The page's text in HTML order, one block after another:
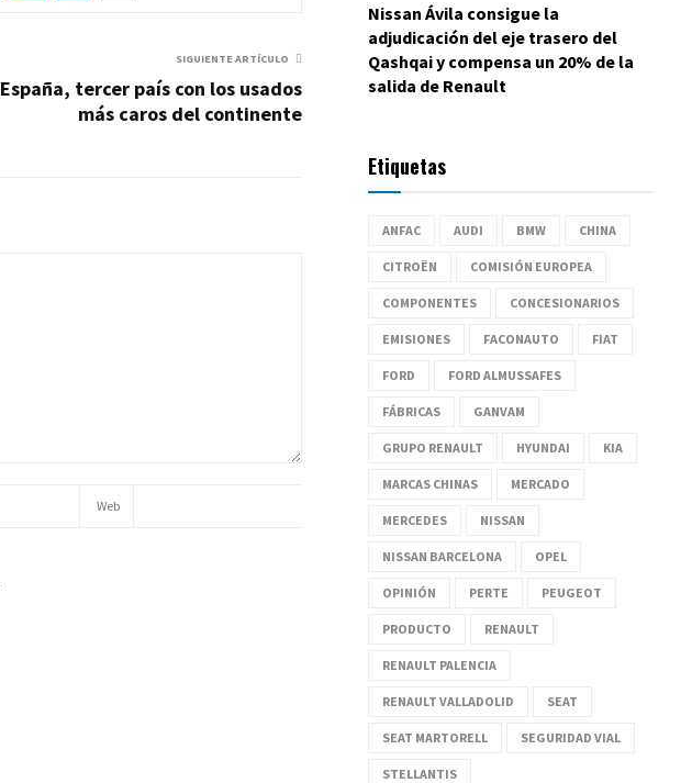
SIGUIENTE ARTÍCULO
España, tercer país con los usados
más caros del continente
Nissan Ávila consigue la
adjudicación del eje trasero del
Qashqai y compensa un 20% de la
salida de Renault
Etiquetas
ANFAC AUDI BMW CHINA
CITROËN COMISIÓN EUROPEA
COMPONENTES CONCESIONARIOS
EMISIONES FACONAUTO FIAT
FORD FORD ALMUSSAFES
FÁBRICAS GANVAM
GRUPO RENAULT HYUNDAI KIA
MARCAS CHINAS MERCADO
MERCEDES NISSAN
NISSAN BARCELONA OPEL
OPINIÓN PERTE PEUGEOT
PRODUCTO RENAULT
RENAULT PALENCIA
RENAULT VALLADOLID SEAT
SEAT MARTORELL SEGURIDAD VIAL
STELLANTIS